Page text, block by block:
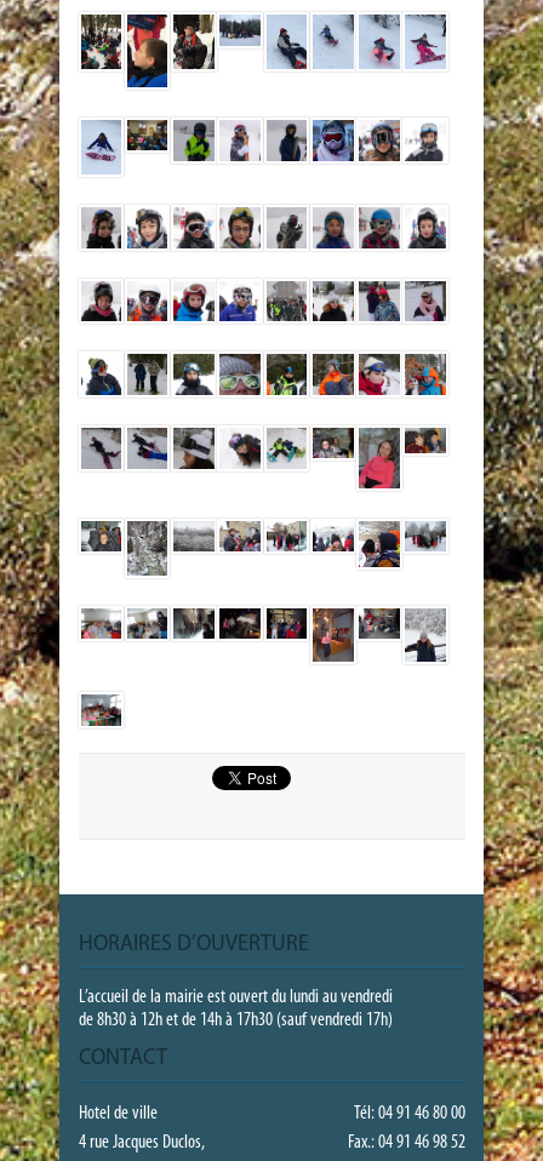
HORAIRES D’OUVERTURE
L’accueil de la mairie est ouvert du lundi au vendredi
de 8h30 à 12h et de 14h à 17h30 (sauf vendredi 17h)
CONTACT
Hotel de ville
Tél: 04 91 46 80 00
4 rue Jacques Duclos,
Fax.: 04 91 46 98 52